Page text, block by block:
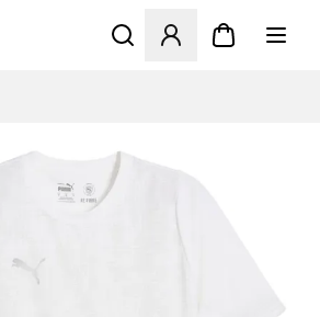
Åbner en Modal til at